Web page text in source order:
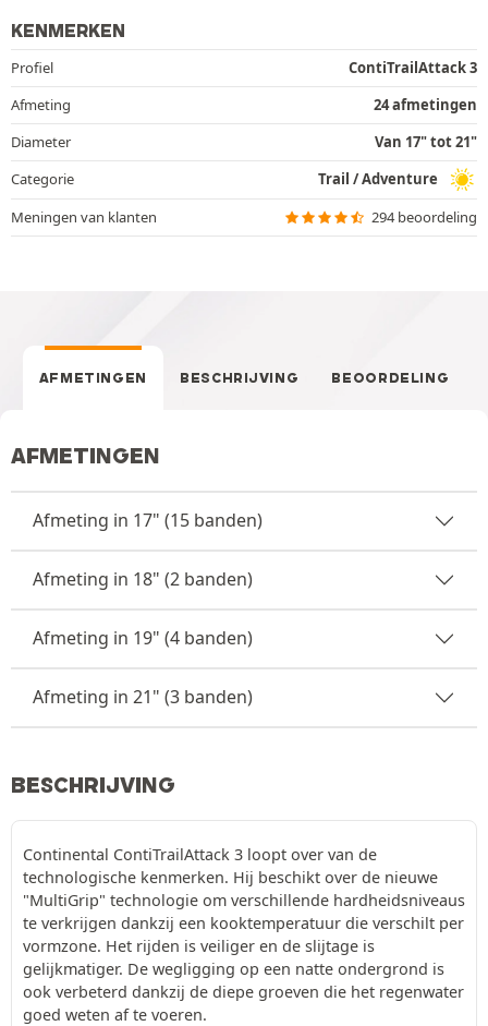
KENMERKEN
Profiel
ContiTrailAttack 3
Afmeting
24 afmetingen
Diameter
Van 17" tot 21"
Categorie
Trail / Adventure
Meningen van klanten
294 beoordeling
AFMETINGEN BESCHRIJVING BEOORDELING
AFMETINGEN
Afmeting in 17" (15 banden)
Afmeting in 18" (2 banden)
Afmeting in 19" (4 banden)
Afmeting in 21" (3 banden)
BESCHRIJVING
Continental ContiTrailAttack 3 loopt over van de
technologische kenmerken. Hij beschikt over de nieuwe
"MultiGrip" technologie om verschillende hardheidsniveaus
te verkrijgen dankzij een kooktemperatuur die verschilt per
vormzone. Het rijden is veiliger en de slijtage is
gelijkmatiger. De wegligging op een natte ondergrond is
ook verbeterd dankzij de diepe groeven die het regenwater
goed weten af te voeren.